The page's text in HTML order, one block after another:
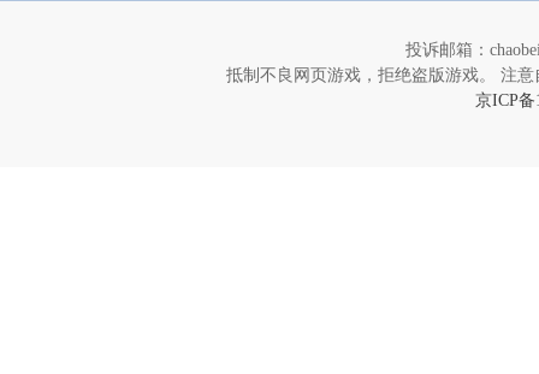
投诉邮箱：
抵制不良网页游戏，拒绝盗版游戏。 注
京ICP备